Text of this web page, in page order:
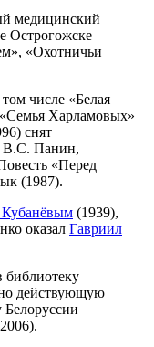
медицинский
Острогожске
«Охотничьи
числе «Белая
Харламовых»
снят
B.C. Панин,
«Перед
(1987).
(1939),
оказал Гавриил
библиотеку
действующую
Белоруссии